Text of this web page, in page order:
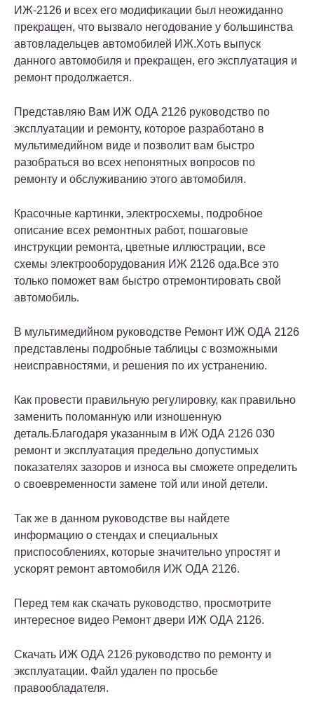
ИЖ-2126 и всех его модификации был неожиданно
прекращен, что вызвало негодование у большинства
автовладельцев автомобилей ИЖ.Хоть выпуск
данного автомобиля и прекращен, его эксплуатация и
ремонт продолжается.
Представляю Вам ИЖ ОДА 2126 руководство по
эксплуатации и ремонту, которое разработано в
мультимедийном виде и позволит вам быстро
разобраться во всех непонятных вопросов по
ремонту и обслуживанию этого автомобиля.
Красочные картинки, электросхемы, подробное
описание всех ремонтных работ, пошаговые
инструкции ремонта, цветные иллюстрации, все
схемы электрооборудования ИЖ 2126 ода.Все это
только поможет вам быстро отремонтировать свой
автомобиль.
В мультимедийном руководстве Ремонт ИЖ ОДА 2126
представлены подробные таблицы с возможными
неисправностями, и решения по их устранению.
Как провести правильную регулировку, как правильно
заменить поломанную или изношенную
деталь.Благодаря указанным в ИЖ ОДА 2126 030
ремонт и эксплуатация предельно допустимых
показателях зазоров и износа вы сможете определить
о своевременности замене той или иной детели.
Так же в данном руководстве вы найдете
информацию о стендах и специальных
приспособлениях, которые значительно упростят и
ускорят ремонт автомобиля ИЖ ОДА 2126.
Перед тем как скачать руководство, просмотрите
интересное видео Ремонт двери ИЖ ОДА 2126.
Скачать ИЖ ОДА 2126 руководство по ремонту и
эксплуатации. Файл удален по просьбе
правообладателя.